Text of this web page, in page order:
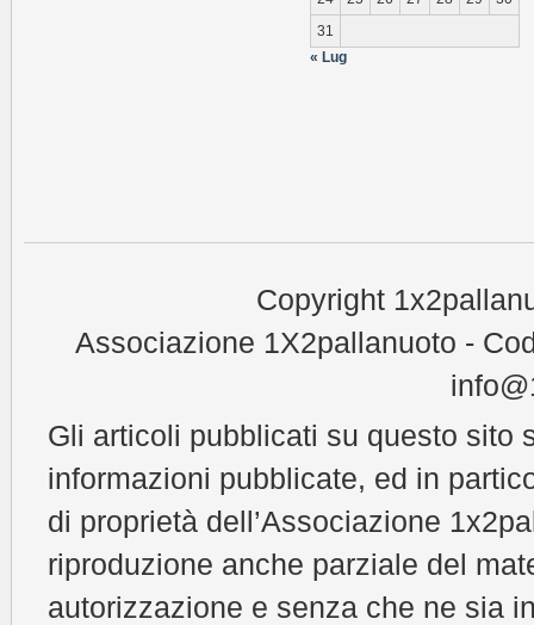
31
« Lug
Copyright
Associazione 1X2pallanuoto -
Gli articoli pubblicati su questo sito
informazioni pubblicate, ed in
di proprietà dell’Associazione
riproduzione anche parziale del
autorizzazione e senza che ne sia